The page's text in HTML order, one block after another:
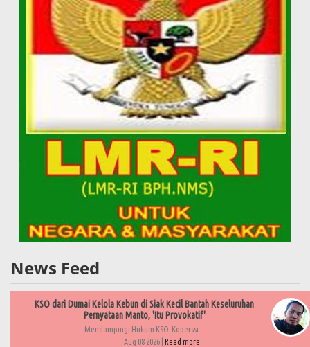
News Feed
KSO dari Dumai Kelola Kebun di Siak Kecil Bantah Keseluruhan
Pernyataan Manto, 'Itu Provokatif'
Mendampingi Hukum KSO Koperssi...
Aug 08 2026 | Read more